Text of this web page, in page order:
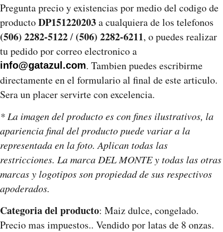
Pregunta precio y existencias por medio del codigo de
productoDP151220203a cualquiera de los telefonos
(506) 2282-5122/ (506) 2282-6211, o puedes realizar
tu pedido por correo electronico a
info@gatazul.com. Tambien puedes escribirme
directamente en el formulario al final de este articulo.
Sera un placer servirte con excelencia.
* La imagen del producto es con fines ilustrativos, la
apariencia final del producto puede variar a la
representada en la foto. Aplican todas las
restricciones. La marca DEL MONTE y todas las otras
marcas y logotipos son propiedad de sus respectivos
apoderados.
Categoria del producto: Maiz dulce, congelado.
Precio mas impuestos.. Vendido por latas de 8 onzas.